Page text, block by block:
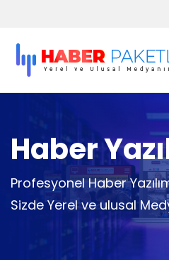
Haber
Profesyonel Haber
Sizde Yerel ve ulusal